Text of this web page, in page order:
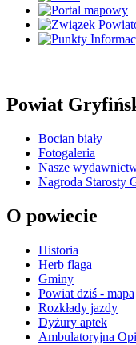
Powiat
Bocian biały
Fotogaleria
Nasze
Nagroda Starosty
O powiecie
Historia
Herb flaga
Gminy
Powiat dziś - mapa
Rozkłady jazdy
Dyżury aptek
Ambulatoryjna